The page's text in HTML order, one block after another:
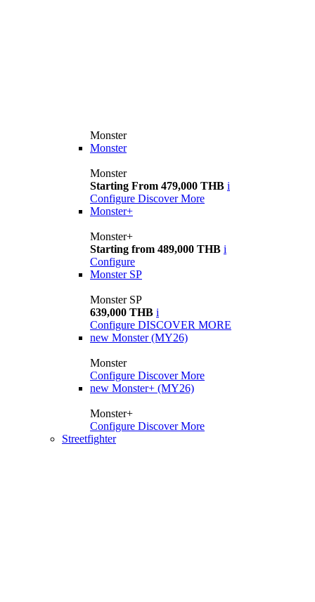
Monster
Monster
Monster
Starting From 479,000 THB i
Configure Discover More
Monster+
Monster+
Starting from 489,000 THB i
Configure
Monster SP
Monster SP
639,000 THB i
Configure DISCOVER MORE
new Monster (MY26)
Monster
Configure Discover More
new Monster+ (MY26)
Monster+
Configure Discover More
Streetfighter